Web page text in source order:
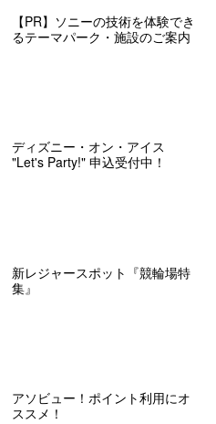
【PR】ソニーの技術を体験でき
るテーマパーク・施設のご案内
ディズニー・オン・アイス
"Let's Party!" 申込受付中！
新レジャースポット『競輪場特
集』
アソビュー！ポイント利用にオ
ススメ！